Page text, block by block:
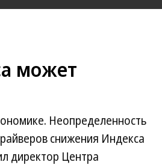
может
Неопределенность
снижения Индекса
директор Центра